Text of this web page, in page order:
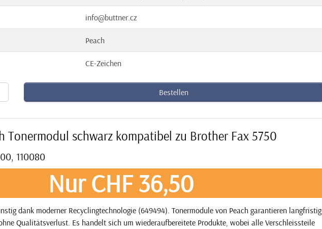
info@buttner.cz
Peach
CE-Zeichen
Bestellen
Tonermodul schwarz kompatibel zu Brother Fax 5750
110080
Nur CHF 36,50
dank moderner Recyclingtechnologie (649494). Tonermodule von Peach garantieren langfristig
Qualitätsverlust. Es handelt sich um wiederaufbereitete Produkte, wobei alle Verschleissteile